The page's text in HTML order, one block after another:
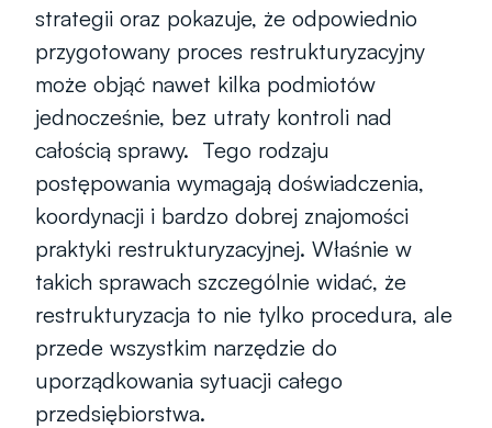
strategii oraz pokazuje, że odpowiednio
przygotowany proces restrukturyzacyjny
może objąć nawet kilka podmiotów
jednocześnie, bez utraty kontroli nad
całością sprawy.  Tego rodzaju
postępowania wymagają doświadczenia,
koordynacji i bardzo dobrej znajomości
praktyki restrukturyzacyjnej. Właśnie w
takich sprawach szczególnie widać, że
restrukturyzacja to nie tylko procedura, ale
przede wszystkim narzędzie do
uporządkowania sytuacji całego
przedsiębiorstwa.